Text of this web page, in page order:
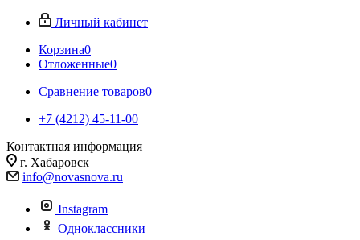
Личный кабинет
Корзина0
Отложенные0
Сравнение товаров0
+7 (4212) 45-11-00
Контактная информация
г. Хабаровск
info@novasnova.ru
Instagram
Одноклассники